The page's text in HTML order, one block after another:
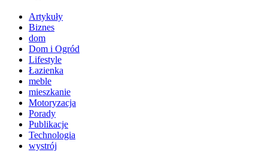
Artykuły
Biznes
dom
Dom i Ogród
Lifestyle
Łazienka
meble
mieszkanie
Motoryzacja
Porady
Publikacje
Technologia
wystrój